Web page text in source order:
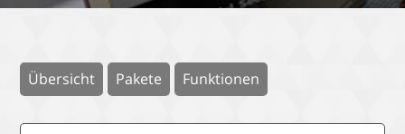
Übersicht Pakete Funktionen